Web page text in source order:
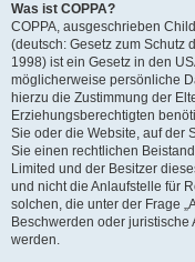
Was ist COPPA?
COPPA, ausgeschrieben
(deutsch: Gesetz zum Schutz
1998) ist ein Gesetz in den
möglicherweise persönliche
hierzu die Zustimmung der
Erziehungsberechtigten
Sie oder die Website, auf der
Sie einen rechtlichen
Limited und der Besitzer
und nicht die Anlaufstelle für
solchen, die unter der Frage
Beschwerden oder juristische
werden.